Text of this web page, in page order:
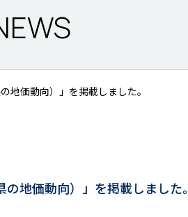
地価動向）」を掲載しました。
地価動向）」を掲載しました。